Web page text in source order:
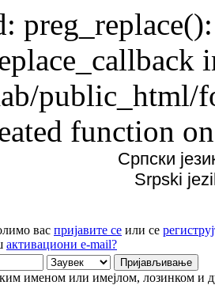
public_html/
function
Српски
Srpski
вас пријавите се или се
активациони e-mail?
именом или имејлом, лозинком и